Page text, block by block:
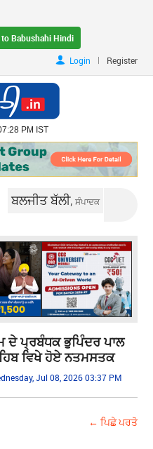
to Babushahi Hindi
Login
| Register
PM IST
ਬਲਜੀਤ ਬੱਲੀ,ਸੰਪਾਦਕ
ਦੇ ਪ੍ਰਬੰਧਕ ਭੁਪਿੰਦਰ ਪਾਲ
ਵਿਖੇ ਹੋਏ ਨਤਮਸਤਕ
Jul 08, 2026 03:37 PM
← ਪਿਛੇ ਪਰਤੋ